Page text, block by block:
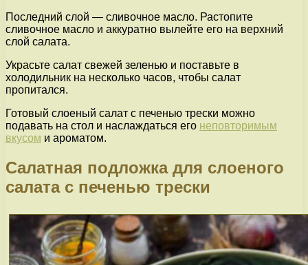
Последний слой — сливочное масло. Растопите
сливочное масло и аккуратно вылейте его на верхний
слой салата.
Украсьте салат свежей зеленью и поставьте в
холодильник на несколько часов, чтобы салат
пропитался.
Готовый слоеный салат с печенью трески можно
подавать на стол и наслаждаться его неповторимым
вкусом и ароматом.
Салатная подложка для слоеного
салата с печенью трески